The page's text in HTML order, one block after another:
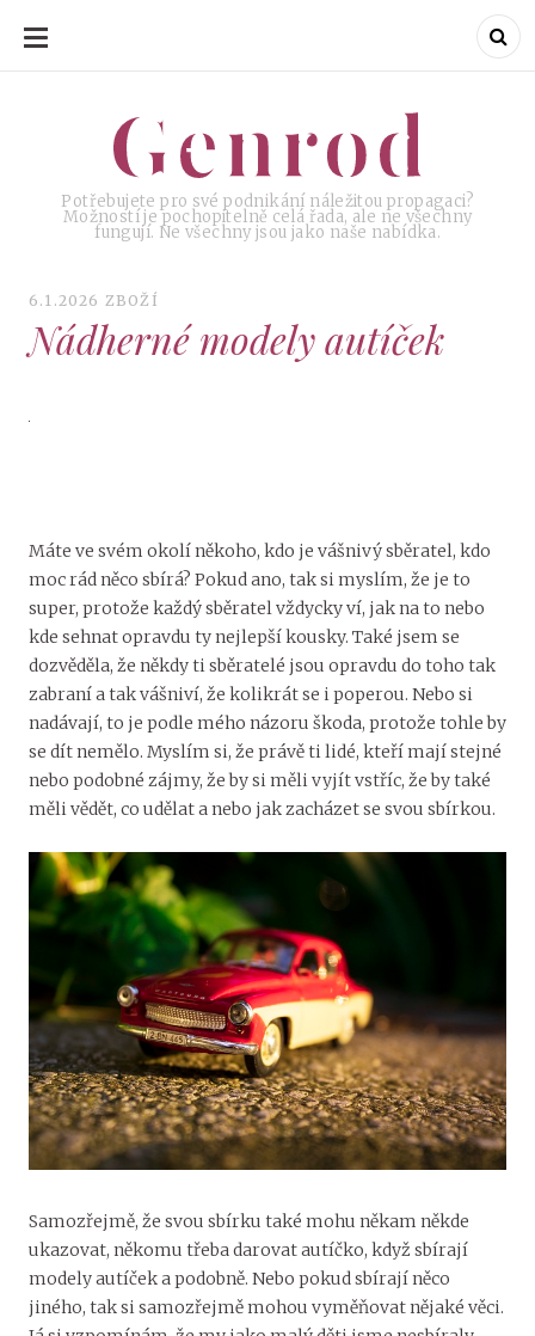
SKIP
CONTENT
Genrod
Potřebujete pro své podnikání náležitou propagaci?
Možností je pochopitelně celá řada, ale ne všechny
fungují. Ne všechny jsou jako naše nabídka.
Genrod
6.1.2026 ZBOŽÍ
Nádherné modely autíček
Máte ve svém okolí někoho, kdo je vášnivý sběratel, kdo
moc rád něco sbírá? Pokud ano, tak si myslím, že je to
super, protože každý sběratel vždycky ví, jak na to nebo
kde sehnat opravdu ty nejlepší kousky. Také jsem se
dozvěděla, že někdy ti sběratelé jsou opravdu do toho tak
zabraní a tak vášniví, že kolikrát se i poperou. Nebo si
nadávají, to je podle mého názoru škoda, protože tohle by
se dít nemělo. Myslím si, že právě ti lidé, kteří mají stejné
nebo podobné zájmy, že by si měli vyjít vstříc, že by také
měli vědět, co udělat a nebo jak zacházet se svou sbírkou.
Samozřejmě, že svou sbírku také mohu někam někde
ukazovat, někomu třeba darovat autíčko, když sbírají
modely autíček a podobně. Nebo pokud sbírají něco
jiného, tak si samozřejmě mohou vyměňovat nějaké věci.